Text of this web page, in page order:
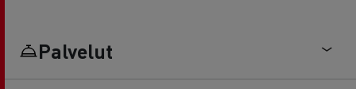
Palvelut